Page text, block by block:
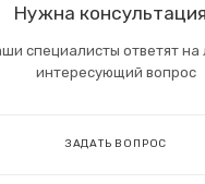
Нужна
специалисты ответят на
интересующий вопрос
ЗАДАТЬ ВОПРОС